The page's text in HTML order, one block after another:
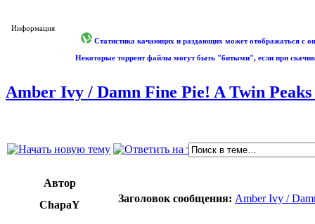
Информация
Статистика качающих и раздающих может отображаться с
Некоторые торрент файлы могут быть "битыми", если при
Amber Ivy / Damn Fine Pie! A Twin
Автор
ChapaY
Заголовок сообщения: Amber Ivy /